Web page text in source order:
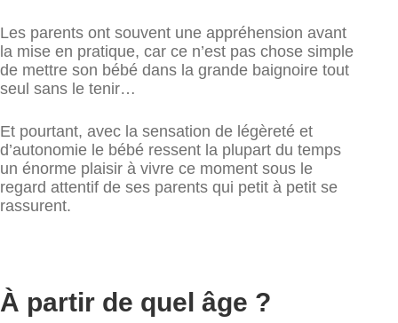
Les parents ont souvent une appréhension avant
la mise en pratique, car ce n’est pas chose simple
de mettre son bébé dans la grande baignoire tout
seul sans le tenir…
Et pourtant, avec la sensation de légèreté et
d’autonomie le bébé ressent la plupart du temps
un énorme plaisir à vivre ce moment sous le
regard attentif de ses parents qui petit à petit se
rassurent.
À partir de quel âge ?